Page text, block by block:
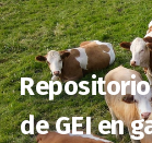
de GEI en